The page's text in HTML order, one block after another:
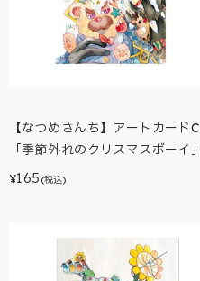
【なつめさんち】アートカードC
「季節外れのクリスマスボーイ」
¥165 (税込)